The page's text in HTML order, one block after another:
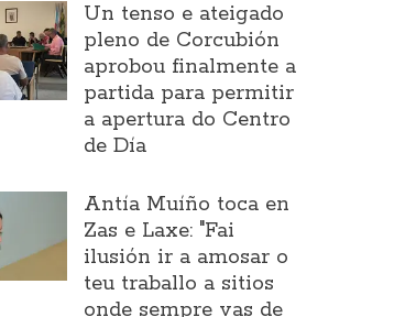
Un tenso e ateigado
pleno de Corcubión
aprobou finalmente a
partida para permitir
a apertura do Centro
de Día
Antía Muíño toca en
Zas e Laxe: "Fai
ilusión ir a amosar o
teu traballo a sitios
onde sempre vas de